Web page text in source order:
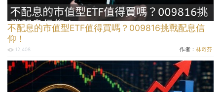
不配息的市值型ETF值得買嗎？009816挑戰配息信
仰！
12,408 作者： 林奇芬